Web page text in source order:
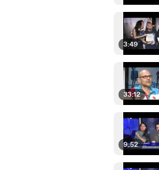
3:49
33:12
9:52